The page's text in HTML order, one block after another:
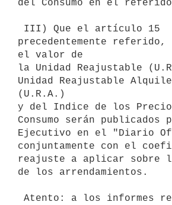
del Consumo en el
precedentemente referido,
el valor de
la Unidad Reajustable
Unidad Reajustable
(U.R.A.)
y del Indice de los
Consumo serán publicados
Ejecutivo en el "Diario
conjuntamente con el
reajuste a aplicar sobre
de los arrendamientos.